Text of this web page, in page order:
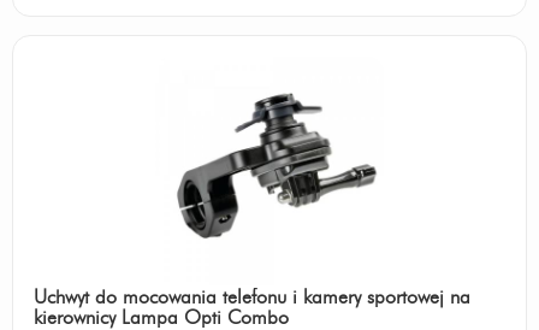
Uchwyt do mocowania telefonu i kamery sportowej na
kierownicy Lampa Opti Combo